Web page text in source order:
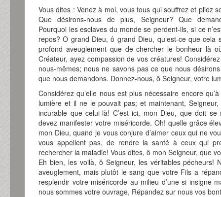
Vous dites : Venez à moi, vous tous qui souffrez et pliez
Que désirons-nous de plus, Seigneur? Que
Pourquoi les esclaves du monde se perdent-ils, si ce
repos? O grand Dieu, ô grand Dieu, qu’est-ce que cela
profond aveuglement que de chercher le bonheur là
Créateur, ayez compassion de vos créatures!
nous-mêmes; nous ne savons pas ce que nous
que nous demandons. Donnez-nous, ô Seigneur, votre
Considérez qu’elle nous est plus nécessaire encore
lumière et il ne le pouvait pas; et maintenant,
incurable que celui-là! C’est ici, mon Dieu, que doit
devez manifester votre miséricorde. Oh! quelle grâce
mon Dieu, quand je vous conjure d’aimer ceux qui ne
vous appellent pas, de rendre la santé à ceux qui
rechercher la maladie! Vous dites, ô mon Seigneur, que
Eh bien, les voilà, ô Seigneur, les véritables pécheurs!
aveuglement, mais plutôt le sang que votre Fils a
resplendir votre miséricorde au milieu d’une si insigne
nous sommes votre ouvrage, Répandez sur nous vos